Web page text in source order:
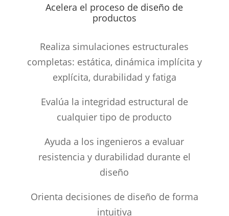
Acelera el proceso de diseño de
productos
Realiza simulaciones estructurales
completas: estática, dinámica implícita y
explícita, durabilidad y fatiga
Evalúa la integridad estructural de
cualquier tipo de producto
Ayuda a los ingenieros a evaluar
resistencia y durabilidad durante el
diseño
Orienta decisiones de diseño de forma
intuitiva